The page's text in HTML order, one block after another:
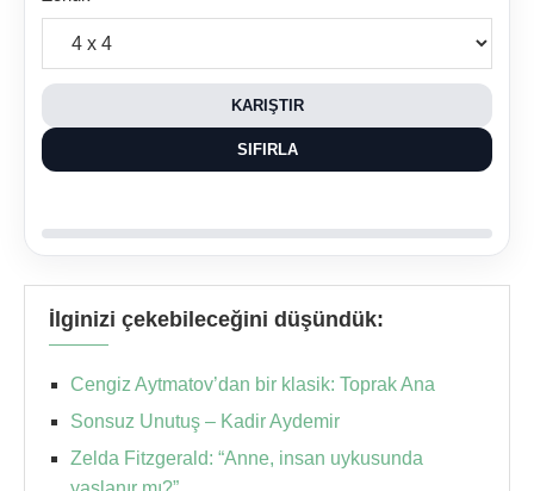
KARIŞTIR
SIFIRLA
İlginizi çekebileceğini düşündük:
Cengiz Aytmatov’dan bir klasik: Toprak Ana
Sonsuz Unutuş – Kadir Aydemir
Zelda Fitzgerald: “Anne, insan uykusunda